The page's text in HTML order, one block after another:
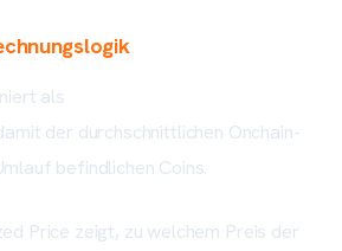
als
der durchschnittlichen Onchain-
befindlichen Coins.
Price zeigt, zu welchem Preis der